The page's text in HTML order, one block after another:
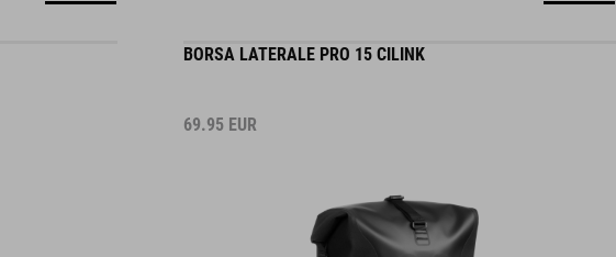
BORSA LATERALE PRO 15 CILINK
69.95 EUR